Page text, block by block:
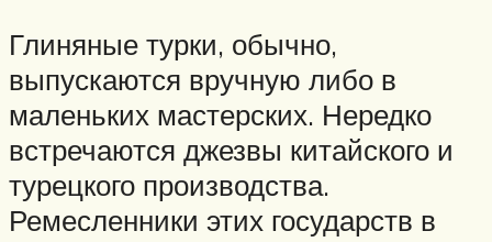
Глиняные турки, обычно,
выпускаются вручную либо в
маленьких мастерских. Нередко
встречаются джезвы китайского и
турецкого производства.
Ремесленники этих государств в